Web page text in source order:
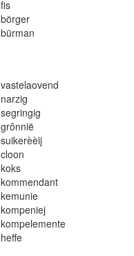
fs
börger
bürman
vastelaovend
narzig
segringig
grônnië
suikerèèij
cloon
koks
kommendant
kemunie
kompeniej
kompelemente
heffe